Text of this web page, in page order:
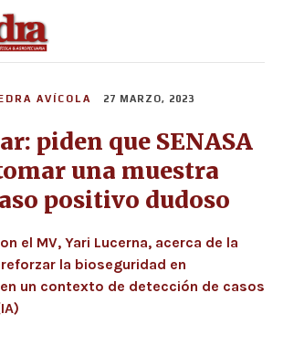
AVÍCOLA 27 MARZO, 2023
piden que SENASA
una muestra
positivo dudoso
el MV, Yari Lucerna, acerca de la
la bioseguridad en
un contexto de detección de casos